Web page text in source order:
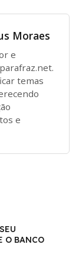
Moraes
e
temas
e
O BANCO